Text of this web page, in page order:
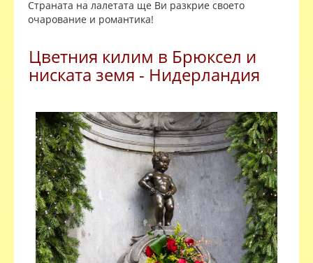
Страната на лалетата ще Ви разкрие своето
очарование и романтика!
Цветния килим в Брюксел и
ниската земя - Нидерландия